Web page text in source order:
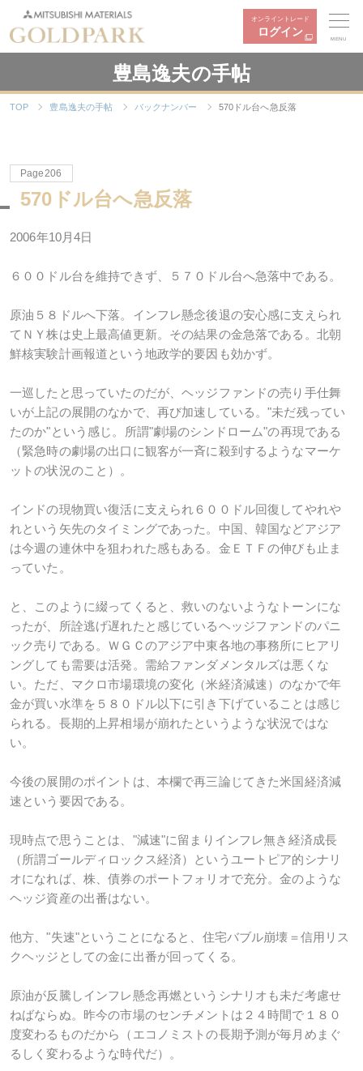
オンライントレード
ログイン
MENU
豊島逸夫の手帖
TOP 豊島逸夫の手帖 バックナンバー 570ドル台へ急反落
Page206
570ドル台へ急反落
2006年10月4日
６００ドル台を維持できず、５７０ドル台へ急落中である。
原油５８ドルへ下落。インフレ懸念後退の安心感に支えられ
てＮＹ株は史上最高値更新。その結果の金急落である。北朝
鮮核実験計画報道という地政学的要因も効かず。
一巡したと思っていたのだが、ヘッジファンドの売り手仕舞
いが上記の展開のなかで、再び加速している。"未だ残ってい
たのか"という感じ。所謂"劇場のシンドローム"の再現である
（緊急時の劇場の出口に観客が一斉に殺到するようなマーケ
ットの状況のこと）。
インドの現物買い復活に支えられ６００ドル回復してやれや
れという矢先のタイミングであった。中国、韓国などアジア
は今週の連休中を狙われた感もある。金ＥＴＦの伸びも止ま
っていた。
と、このように綴ってくると、救いのないようなトーンにな
ったが、所詮逃げ遅れたと感じているヘッジファンドのパニ
ック売りである。ＷＧＣのアジア中東各地の事務所にヒアリ
ングしても需要は活発。需給ファンダメンタルズは悪くな
い。ただ、マクロ市場環境の変化（米経済減速）のなかで年
金が買い水準を５８０ドル以下に引き下げていることは感じ
られる。長期的上昇相場が崩れたというような状況ではな
い。
今後の展開のポイントは、本欄で再三論じてきた米国経済減
速という要因である。
現時点で思うことは、"減速"に留まりインフレ無き経済成長
（所謂ゴールディロックス経済）というユートピア的シナリ
オになれば、株、債券のポートフォリオで充分。金のような
ヘッジ資産の出番はない。
他方、"失速"ということになると、住宅バブル崩壊＝信用リス
クヘッジとしての金に出番が回ってくる。
原油が反騰しインフレ懸念再燃というシナリオも未だ考慮せ
ねばならぬ。昨今の市場のセンチメントは２４時間で１８０
度変わるものだから（エコノミストの長期予測が毎月めまぐ
るしく変わるような時代だ）。